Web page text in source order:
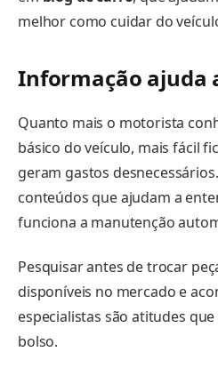
melhor como cuidar do
Informação ajuda
Quanto mais o motorista
básico do veículo, mais fácil
geram gastos
conteúdos que ajudam a
funciona a manutenção
Pesquisar antes de trocar
disponíveis no mercado e
especialistas são atitudes
bolso.